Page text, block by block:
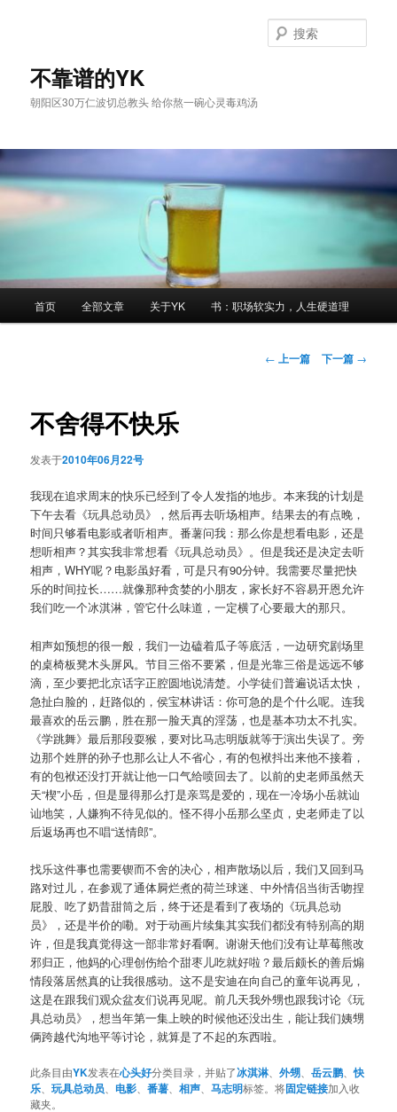
不靠谱的YK
朝阳区30万仁波切总教头 给你熬一碗心灵毒鸡汤
索
首页 全部文章 关于YK 书：职场软实力，人生硬道理
文← 上一篇 下一篇 →
不舍得不快乐
发表于2010年06月22号
我现在追求周末的快乐已经到了令人发指的地步。本来我的计划是
下午去看《玩具总动员》，然后再去听场相声。结果去的有点晚，
时间只够看电影或者听相声。番薯问我：那么你是想看电影，还是
想听相声？其实我非常想看《玩具总动员》。但是我还是决定去听
相声，WHY呢？电影虽好看，可是只有90分钟。我需要尽量把快
乐的时间拉长……就像那种贪婪的小朋友，家长好不容易开恩允许
我们吃一个冰淇淋，管它什么味道，一定横了心要最大的那只。
相声如预想的很一般，我们一边磕着瓜子等底活，一边研究剧场里
的桌椅板凳木头屏风。节目三俗不要紧，但是光靠三俗是远远不够
滴，至少要把北京话字正腔圆地说清楚。小学徒们普遍说话太快，
急扯白脸的，赶路似的，侯宝林讲话：你可急的是个什么呢。连我
最喜欢的岳云鹏，胜在那一脸天真的淫荡，也是基本功太不扎实。
《学跳舞》最后那段耍猴，要对比马志明版就等于演出失误了。旁
边那个姓胖的孙子也那么让人不省心，有的包袱抖出来他不接着，
有的包袱还没打开就让他一口气给喷回去了。以前的史老师虽然天
天“楔”小岳，但是显得那么打是亲骂是爱的，现在一冷场小岳就讪
讪地笑，人嫌狗不待见似的。怪不得小岳那么坚贞，史老师走了以
后返场再也不唱“送情郎”。
找乐这件事也需要锲而不舍的决心，相声散场以后，我们又回到马
路对过儿，在参观了通体屙烂煮的荷兰球迷、中外情侣当街舌吻捏
屁股、吃了奶昔甜筒之后，终于还是看到了夜场的《玩具总动
员》，还是半价的嘞。对于动画片续集其实我们都没有特别高的期
许，但是我真觉得这一部非常好看啊。谢谢天他们没有让草莓熊改
邪归正，他妈的心理创伤给个甜枣儿吃就好啦？最后颇长的善后煽
情段落居然真的让我很感动。这不是安迪在向自己的童年说再见，
这是在跟我们观众盆友们说再见呢。前几天我外甥也跟我讨论《玩
具总动员》，想当年第一集上映的时候他还没出生，能让我们姨甥
俩跨越代沟地平等讨论，就算是了不起的东西啦。
此条目由YK发表在心头好分类目录，并贴了冰淇淋、外甥 、岳云鹏、快
乐 、玩具总动员 、电影 、番薯 、相声 、马志明标签。将固定链接加入收
藏夹。